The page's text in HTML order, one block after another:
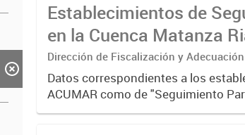
Establecimientos de
en la Cuenca Matanza
2023)
Dirección de Fiscalización y
Datos correspondientes a los
ACUMAR como de "Seguimiento
aquellos que requieren de una